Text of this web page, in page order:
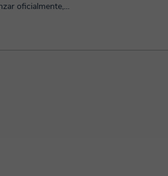
oficialmente,
tus objetivos de
y nivel de chino, y